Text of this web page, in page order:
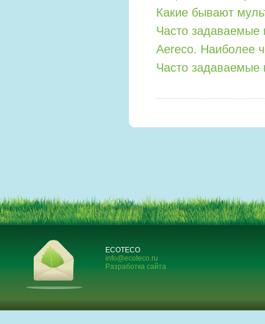
Какие бывают
Часто задаваемые
Aereco. Наиболее
Часто задаваемые
ECOTECO
info@ecoteco.ru
Разработка сайта